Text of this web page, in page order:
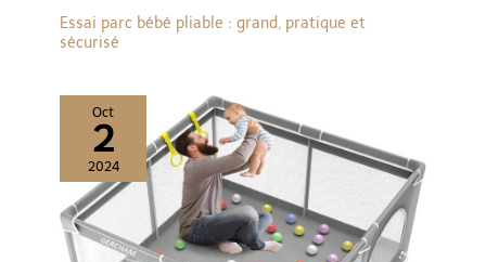
Essai parc bébé pliable : grand, pratique et
sécurisé
Oct
2
2024